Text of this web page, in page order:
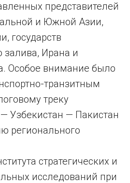
представителей
и Южной Азии,
государств
залива, Ирана и
Особое внимание было
транзитным
треку
Узбекистан — Пакистан
регионального
стратегических и
исследований при